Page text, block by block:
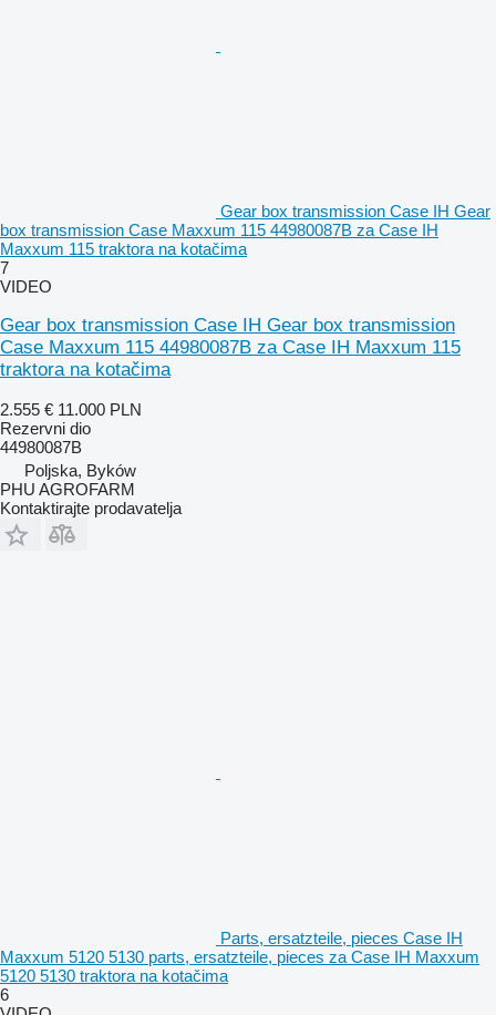
Gear box transmission Case IH Gear
box transmission Case Maxxum 115 44980087B za Case IH
Maxxum 115 traktora na kotačima
7
VIDEO
Gear box transmission Case IH Gear box transmission
Case Maxxum 115 44980087B za Case IH Maxxum 115
traktora na kotačima
2.555 € 11.000 PLN
Rezervni dio
44980087B
Poljska, Byków
PHU AGROFARM
Kontaktirajte prodavatelja
Parts, ersatzteile, pieces Case IH
Maxxum 5120 5130 parts, ersatzteile, pieces za Case IH Maxxum
5120 5130 traktora na kotačima
6